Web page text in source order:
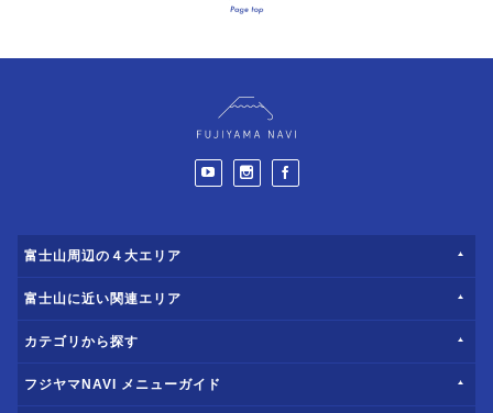
富士山周辺の４大エリア
富士山に近い関連エリア
カテゴリから探す
フジヤマNAVI メニューガイド